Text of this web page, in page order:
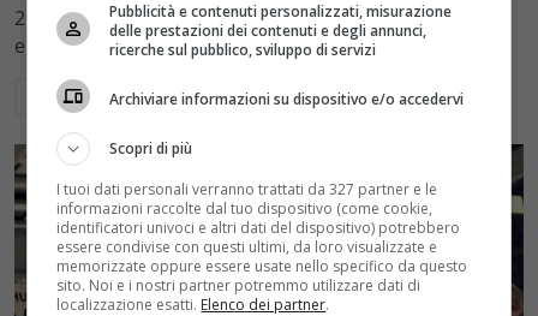
20Carlo Verdone è un autore amato e apprezzato
eppure ha vissuto un periodo triste della…
Leggi di più
Pubblicità e contenuti personalizzati, misurazione
delle prestazioni dei contenuti e degli annunci,
ricerche sul pubblico, sviluppo di servizi
Archiviare informazioni su dispositivo e/o accedervi
Scopri di più
I tuoi dati personali verranno trattati da 327 partner e le
informazioni raccolte dal tuo dispositivo (come cookie,
identificatori univoci e altri dati del dispositivo) potrebbero
essere condivise con questi ultimi, da loro visualizzate e
memorizzate oppure essere usate nello specifico da questo
sito. Noi e i nostri partner potremmo utilizzare dati di
localizzazione esatti. Elenco dei partner.